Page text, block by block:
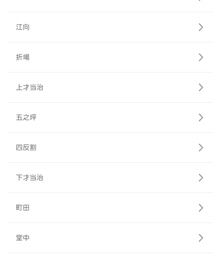
江向
折場
上才当治
五之坪
四反割
下才当治
町田
堂中